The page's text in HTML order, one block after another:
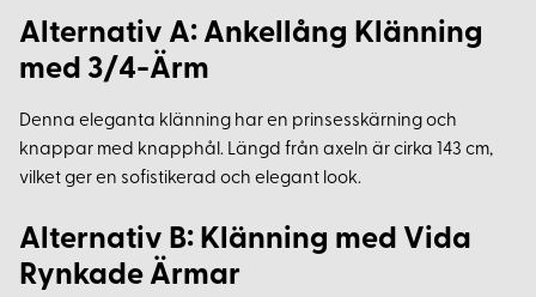
Alternativ A: Ankellång Klänning
med 3/4-Ärm
Denna eleganta klänning har en prinsesskärning och
knappar med knapphål. Längd från axeln är cirka 143 cm,
vilket ger en sofistikerad och elegant look.
Alternativ B: Klänning med Vida
Rynkade Ärmar